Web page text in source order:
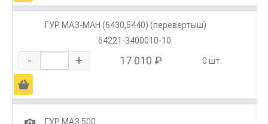
ГУР МАЗ-МАН (6430,5440) (перевертыш)
64221-3400010-10
- + 17 010 ₽ 0 шт.
Ä
ГУР МАЗ 500